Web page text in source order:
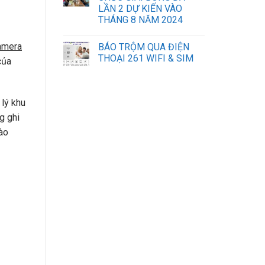
khu
ghi
LẦN 2 DỰ KIẾN VÀO
THÁNG 8 NĂM 2024
BÁO TRỘM QUA ĐIỆN
THOẠI 261 WIFI & SIM